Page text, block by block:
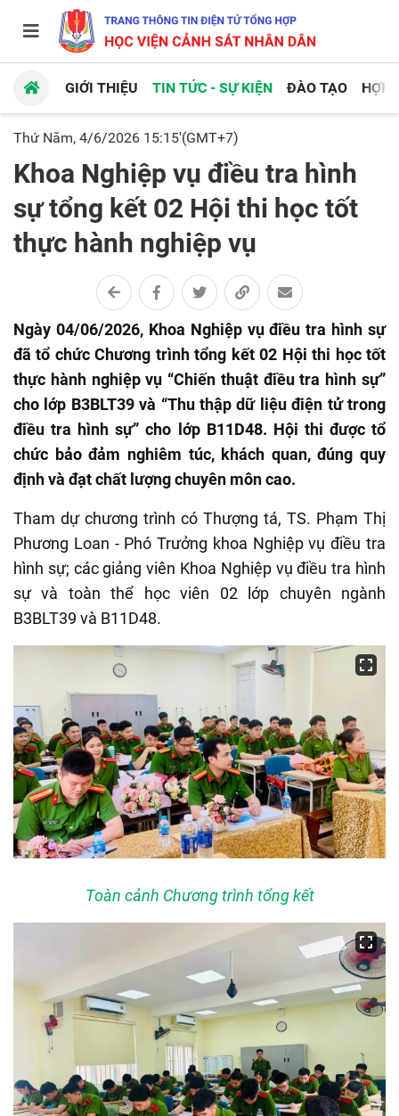
GIỚI THIỆU TIN TỨC - SỰ KIỆN ĐÀO TẠO HỢP
Thứ Năm, 4/6/2026 15:15'(GMT+7)
Khoa Nghiệp vụ điều tra hình
sự tổng kết 02 Hội thi học tốt
thực hành nghiệp vụ
Ngày 04/06/2026, Khoa Nghiệp vụ điều tra hình sự
đã tổ chức Chương trình tổng kết 02 Hội thi học tốt
thực hành nghiệp vụ “Chiến thuật điều tra hình sự”
cho lớp B3BLT39 và “Thu thập dữ liệu điện tử trong
điều tra hình sự” cho lớp B11D48. Hội thi được tổ
chức bảo đảm nghiêm túc, khách quan, đúng quy
định và đạt chất lượng chuyên môn cao.
Tham dự chương trình có Thượng tá, TS. Phạm Thị
Phương Loan - Phó Trưởng khoa Nghiệp vụ điều tra
hình sự; các giảng viên Khoa Nghiệp vụ điều tra hình
sự và toàn thể học viên 02 lớp chuyên ngành
B3BLT39 và B11D48.
Toàn cảnh Chương trình tổng kết